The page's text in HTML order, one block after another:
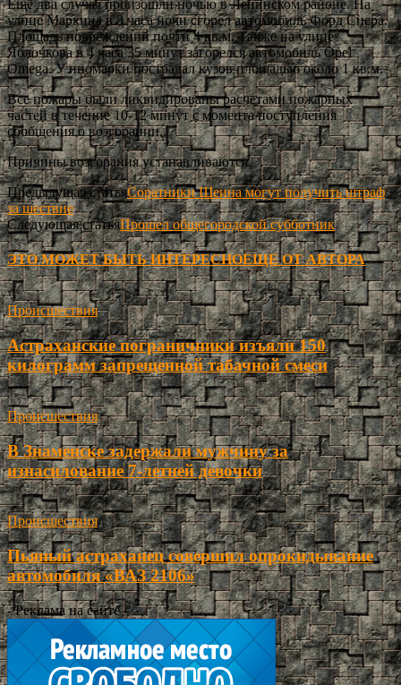
Ещё два случая произошли ночью в Ленинском районе. На
улице Маркина в 3 часа ночи сгорел автомобиль Форд Сиера.
Площадь повреждений почти 4 кв.м. Также на улице
Яблочкова в 4 часа 35 минут загорелся автомобиль Opel
Omega. У иномарки пострадал кузов площадью около 1 кв.м.
Все пожары были ликвидированы расчетами пожарных
частей в течение 10-12 минут с момента поступления
сообщения о возгорании.
Причины возгорания устанавливаются.
Предыдущая статьяСоратники Шеина могут получить штраф
за шествие
Следующая статьяПрошел общегородской субботник
ЭТО МОЖЕТ БЫТЬ ИНТЕРЕСНОЕЩЕ ОТ АВТОРА
Происшествия
Астраханские пограничники изъяли 150
килограмм запрещенной табачной смеси
Происшествия
В Знаменске задержали мужчину за
изнасилование 7-летней девочки
Происшествия
Пьяный астраханец совершил опрокидывание
автомобиля «ВАЗ 2106»
- Реклама на сайте -